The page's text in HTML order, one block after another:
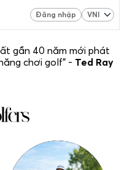
Đăng nhập
gần 40 năm mới phát
chơi golf” - Ted Ray